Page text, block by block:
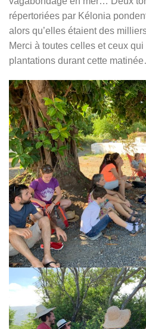
répertoriées par Kélonia
alors qu’elles étaient des
Merci à toutes celles et ceux
plantations durant cette